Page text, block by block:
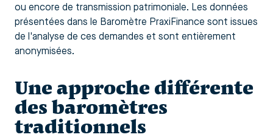
ou encore de transmission patrimoniale. Les données
présentées dans le Baromètre PraxiFinance sont issues
de l'analyse de ces demandes et sont entièrement
anonymisées.
Une approche différente
des baromètres
traditionnels